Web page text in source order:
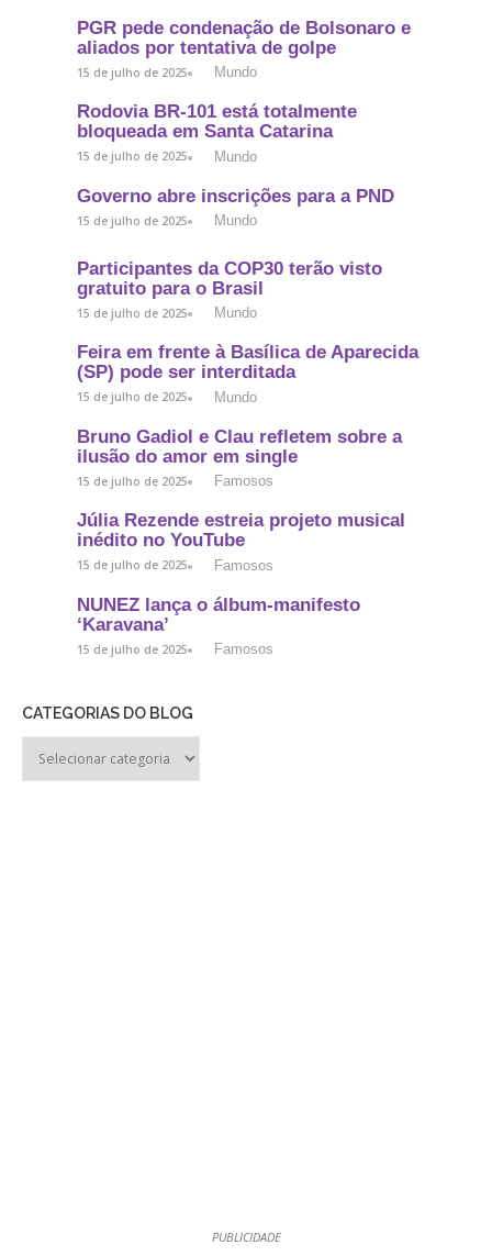
PGR pede condenação de Bolsonaro e
aliados por tentativa de golpe
15 de julho de 2025 Mundo
Rodovia BR-101 está totalmente
bloqueada em Santa Catarina
15 de julho de 2025 Mundo
Governo abre inscrições para a PND
15 de julho de 2025 Mundo
Participantes da COP30 terão visto
gratuito para o Brasil
15 de julho de 2025 Mundo
Feira em frente à Basílica de Aparecida
(SP) pode ser interditada
15 de julho de 2025 Mundo
Bruno Gadiol e Clau refletem sobre a
ilusão do amor em single
15 de julho de 2025 Famosos
Júlia Rezende estreia projeto musical
inédito no YouTube
15 de julho de 2025 Famosos
NUNEZ lança o álbum-manifesto
‘Karavana’
15 de julho de 2025 Famosos
CATEGORIAS DO BLOG
PUBLICIDADE